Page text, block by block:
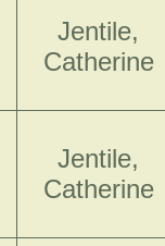
Jentile,
Catherine
Jentile,
Catherine